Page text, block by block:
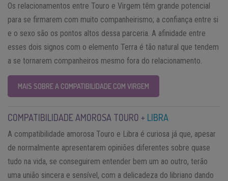
Os relacionamentos entre Touro e Virgem têm grande potencial
para se firmarem com muito companheirismo; a confiança entre si
e o sexo são os pontos altos dessa parceria. A afinidade entre
esses dois signos com o elemento Terra é tão natural que tendem
a se tornarem companheiros mesmo fora do relacionamento.
MAIS SOBRE A COMPATIBILIDADE COM VIRGEM
COMPATIBILIDADE AMOROSA TOURO + LIBRA
A compatibilidade amorosa Touro e Libra é curiosa já que, apesar
de normalmente apresentarem opiniões diferentes sobre quase
tudo na vida, se conseguirem entender bem um ao outro, terão
uma união sincera e sensível, com a delicadeza do libriano dando